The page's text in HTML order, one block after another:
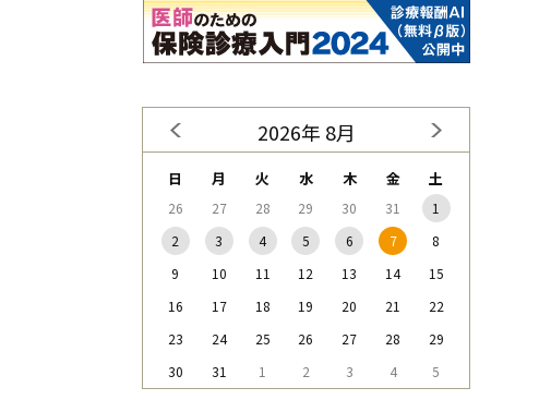
2026年 8月
日 月 火 水 木 金 土
26 27 28 29 30 31
1
2
3 4 5 6 7
8
9
10 11 12 13 14
15
16
17 18 19 20 21
22
23
24 25 26 27 28
29
30
31 1 2 3 4 5